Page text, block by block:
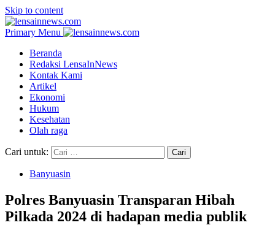
Skip to content
Primary Menu
Beranda
Redaksi LensaInNews
Kontak Kami
Artikel
Ekonomi
Hukum
Kesehatan
Olah raga
Cari untuk:
Banyuasin
Polres Banyuasin Transparan Hibah
Pilkada 2024 di hadapan media publik